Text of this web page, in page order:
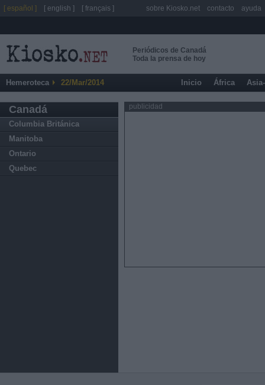
Periódicos de Canadá
Toda la prensa de hoy
Hemeroteca 22/Mar/2014 Inicio África
Canadá
Columbia Británica
Manitoba
Ontario
Quebec
publicidad
[ español ] [ english ] [ français ] sobre Kiosko.net contacto ayuda